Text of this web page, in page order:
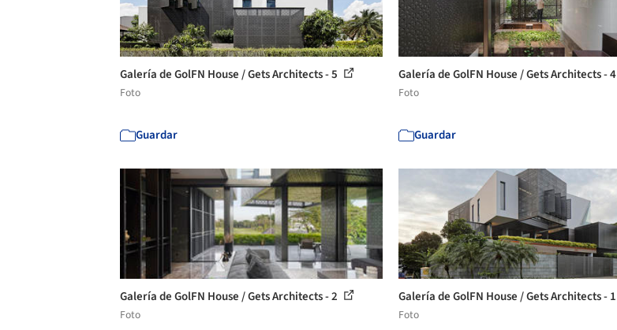
Galería de GolFN House / Gets Architects - 5
Foto
Guardar
Galería de GolFN House / Gets Architects - 4
Foto
Guardar
Galería de GolFN House / Gets Architects - 2
Foto
Galería de GolFN House / Gets Architects - 1
Foto